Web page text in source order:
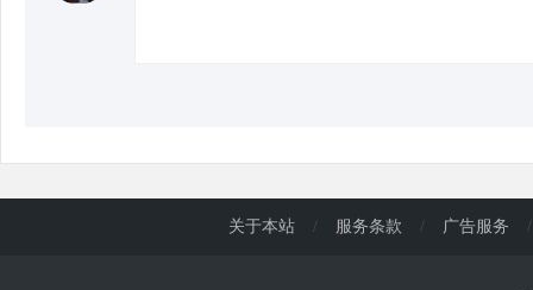
关于本站 / 服务条款 / 广告服务 /